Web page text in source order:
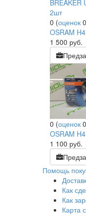
0 (оценок 0
OSRAM
1 500 руб.
0 (оценок 0
OSRAM
1 100 руб.
Помощь
Как
Как
Карта